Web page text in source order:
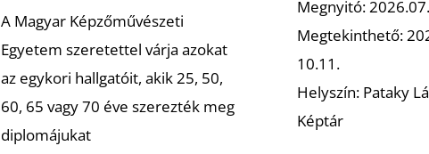
A Magyar Képzőművészeti
Egyetem szeretettel várja azokat
az egykori hallgatóit, akik 25, 50,
60, 65 vagy 70 éve szerezték meg
diplomájukat
Megnyitó:
Megtekinthető:
10.11.
Helyszín: Pataky
Képtár